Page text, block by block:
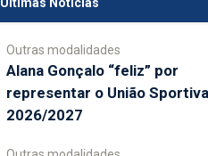
Outras modalidades
Alana Gonçalo “feliz” por
representar o União
2026/2027